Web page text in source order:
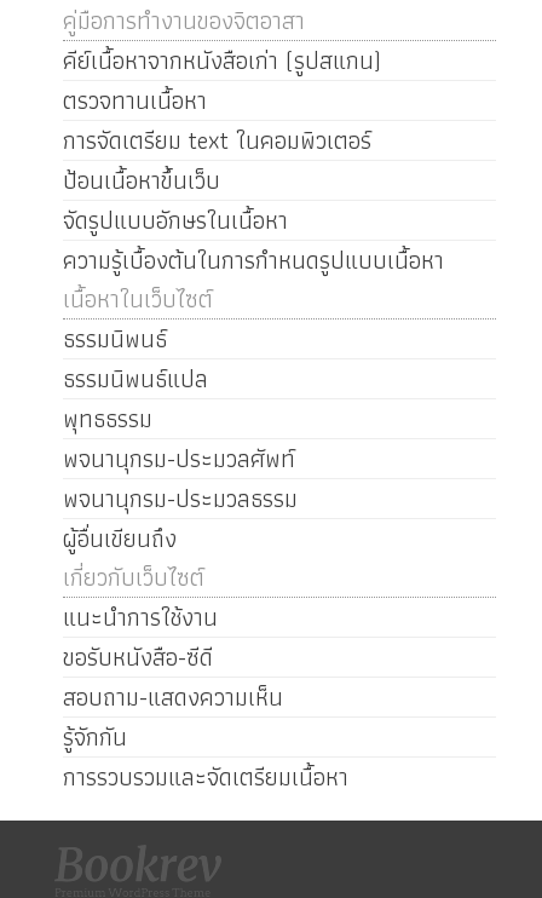
คู่มือการทำงานของจิตอาสา
คีย์เนื้อหาจากหนังสือเก่า (รูปสแกน)
ตรวจทานเนื้อหา
การจัดเตรียม text ในคอมพิวเตอร์
ป้อนเนื้อหาขึ้นเว็บ
จัดรูปแบบอักษรในเนื้อหา
ความรู้เบื้องต้นในการกำหนดรูปแบบเนื้อหา
เนื้อหาในเว็บไซต์
ธรรมนิพนธ์
ธรรมนิพนธ์แปล
พุทธธรรม
พจนานุกรม-ประมวลศัพท์
พจนานุกรม-ประมวลธรรม
ผู้อื่นเขียนถึง
เกี่ยวกับเว็บไซต์
แนะนำการใช้งาน
ขอรับหนังสือ-ซีดี
สอบถาม-แสดงความเห็น
รู้จักกัน
การรวบรวมและจัดเตรียมเนื้อหา